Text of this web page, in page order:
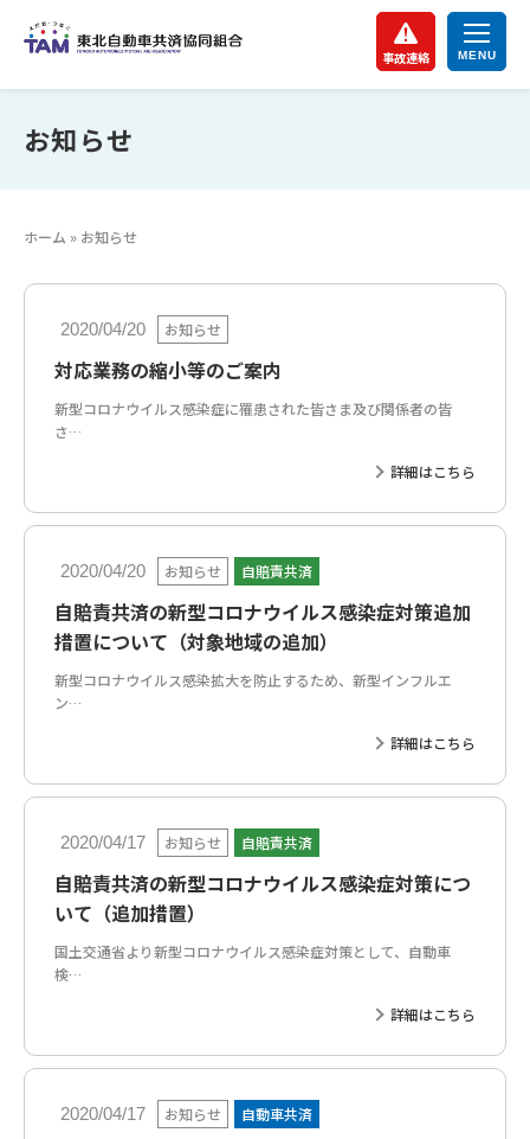
事故連絡
お知らせ
ホーム » お知らせ
2020/04/20 お知らせ
対応業務の縮小等のご案内
新型コロナウイルス感染症に罹患された皆さま及び関係者の皆
さ…
詳細はこちら
2020/04/20 お知らせ 自賠責共済
自賠責共済の新型コロナウイルス感染症対策追加
措置について（対象地域の追加）
新型コロナウイルス感染拡大を防止するため、新型インフルエ
ン…
詳細はこちら
2020/04/17 お知らせ 自賠責共済
自賠責共済の新型コロナウイルス感染症対策につ
いて（追加措置）
国土交通省より新型コロナウイルス感染症対策として、自動車
検…
詳細はこちら
2020/04/17 お知らせ 自動車共済